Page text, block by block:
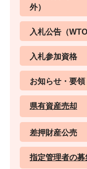
外）
入札公告（
入札参加資格
お知らせ・要領
県有資産売却
差押財産公売
指定管理者の募